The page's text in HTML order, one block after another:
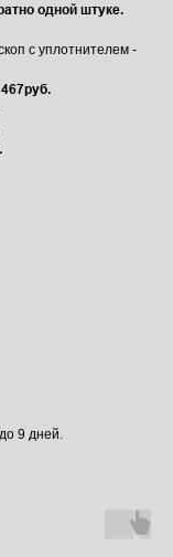
одной штуке.
с уплотнителем -
467руб.
9 дней.